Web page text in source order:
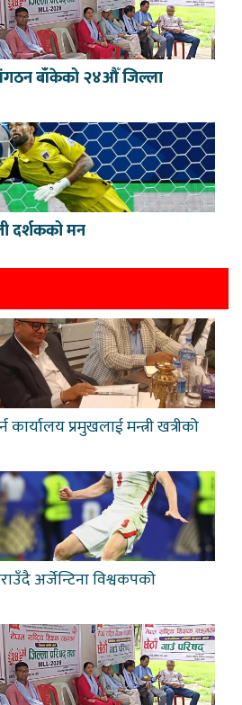
संगठन बाँकेको २४औँ जिल्ला
दर्शकको मन
प्रमुखलाई मन्त्री खत्रीको
अर्जेन्टिना विश्वकपकाे